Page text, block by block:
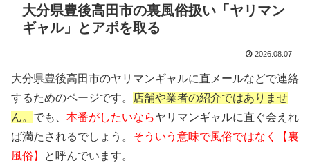
大分県豊後高田市の裏風俗扱い「ヤリマン
ギャル」とアポを取る
2026.08.07
大分県豊後高田市のヤリマンギャルに直メールなどで連絡
するためのページです。
店舗や業者の紹介ではありませ
ん。 でも、 本番がしたいならヤリマンギャルに直ぐ会えれ
ば満たされるでしょう。 そういう意味で風俗ではなく【裏
風俗】
と呼んでいます。